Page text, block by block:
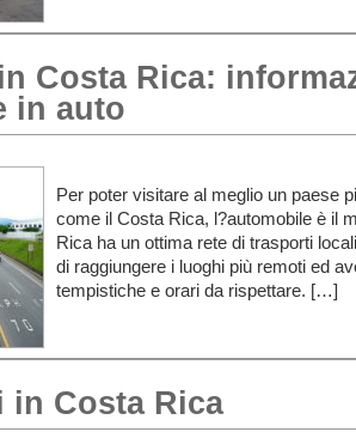
Costa Rica:
in auto
Per poter visitare al meglio un paese
come il Costa Rica, l?automobile è il
Rica ha un ottima rete di trasporti
di raggiungere i luoghi più remoti ed
tempistiche e orari da rispettare. […]
in Costa Rica